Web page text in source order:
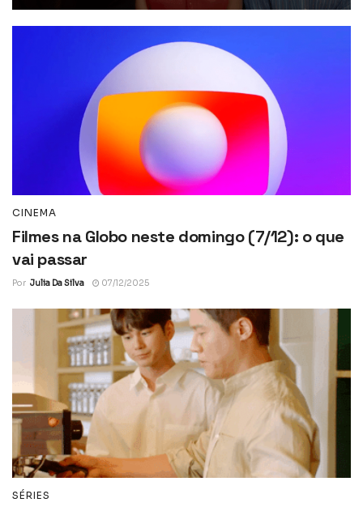
CINEMA
Filmes na Globo neste domingo (7/12): o que
vai passar
Por Julia Da Silva 07/12/2025
SÉRIES